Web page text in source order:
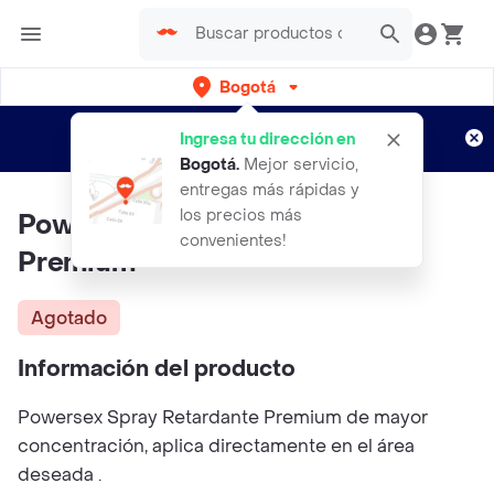
Bogotá
Ingresa tu dirección en
Bogotá. Mejor servicio,
entregas más rápidas y
los precios más
convenientes!
envíos gratis por semanas
Aplican TyC
Power Sex Spray Retardante
Premium
Agotado
Información del producto
Powersex Spray Retardante Premium de mayor
concentración, aplica directamente en el área
deseada .